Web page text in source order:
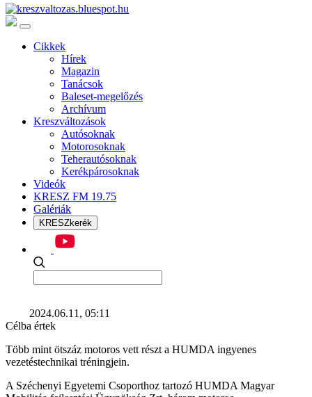
Cikkek
Hírek
Magazin
Tanácsok
Baleset-megelőzés
Archívum
Kreszváltozások
Autósoknak
Motorosoknak
Teherautósoknak
Kerékpárosoknak
Videók
KRESZ FM 19.75
Galériák
KRESZkerék
2024.06.11, 05:11
Célba értek
Több mint ötszáz motoros vett részt a HUMDA ingyenes
vezetéstechnikai tréningjein.
A Széchenyi Egyetemi Csoporthoz tartozó HUMDA Magyar